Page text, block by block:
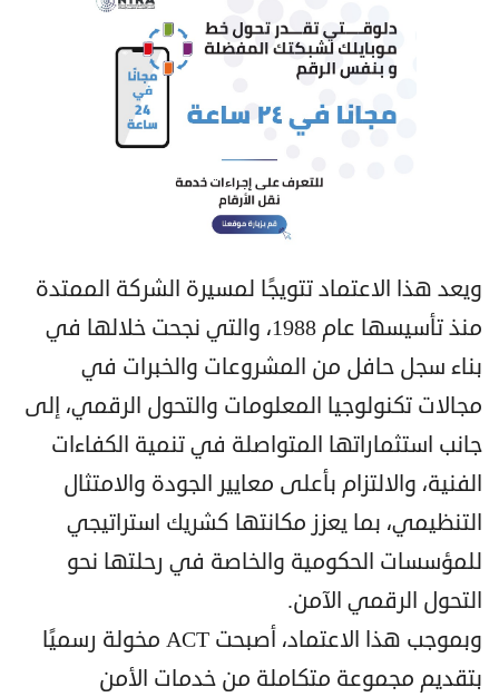
ويعد هذا الاعتماد تتويجًا لمسيرة الشركة الممتدة
منذ تأسيسها عام 1988، والتي نجحت خلالها في
بناء سجل حافل من المشروعات والخبرات في
مجالات تكنولوجيا المعلومات والتحول الرقمي، إلى
جانب استثماراتها المتواصلة في تنمية الكفاءات
الفنية، والالتزام بأعلى معايير الجودة والامتثال
التنظيمي، بما يعزز مكانتها كشريك استراتيجي
للمؤسسات الحكومية والخاصة في رحلتها نحو
التحول الرقمي الآمن.
وبموجب هذا الاعتماد، أصبحت ACT مخولة رسميًا
بتقديم مجموعة متكاملة من خدمات الأمن